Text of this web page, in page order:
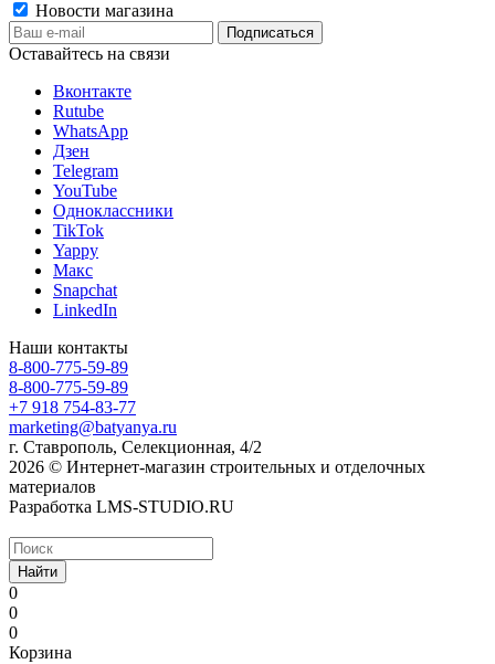
Новости магазина
Оставайтесь на связи
Вконтакте
Rutube
WhatsApp
Дзен
Telegram
YouTube
Одноклассники
TikTok
Yappy
Макс
Snapchat
LinkedIn
Наши контакты
8-800-775-59-89
8-800-775-59-89
+7 918 754-83-77
marketing@batyanya.ru
г. Ставрополь, Селекционная, 4/2
2026 © Интернет-магазин строительных и отделочных
материалов
Разработка LMS-STUDIO.RU
Найти
0
0
0
Корзина